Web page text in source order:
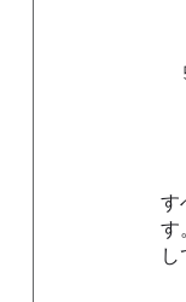
す
す